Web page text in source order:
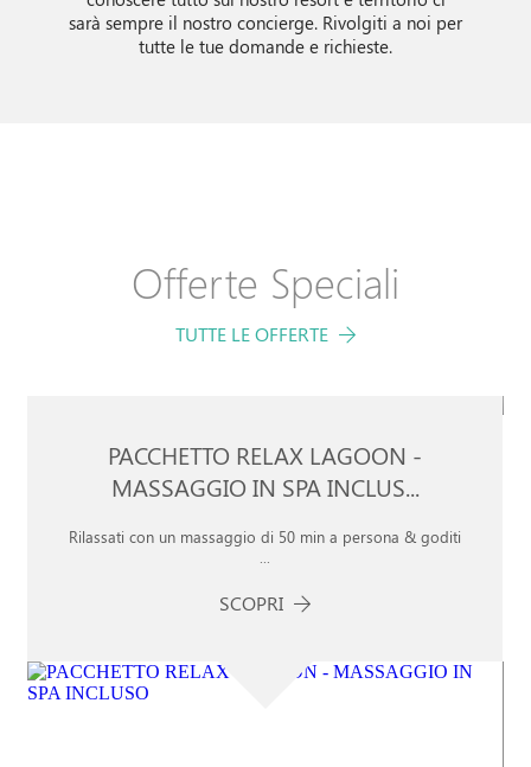
sarà sempre il nostro concierge. Rivolgiti a noi per
tutte le tue domande e richieste.
Offerte Speciali
TUTTE LE OFFERTE
PACCHETTO RELAX LAGOON -
MASSAGGIO IN SPA INCLUS...
Rilassati con un massaggio di 50 min a persona & goditi
SCOPRI